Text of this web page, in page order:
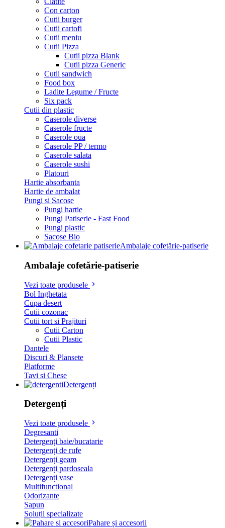
Con carton
Cutii burger
Cutii cartofi
Cutii meniu
Cutii Pizza
Cutii pizza Blank
Cutii pizza Generic
Cutii sandwich
Food box
Ladite Legume / Fructe
Six pack
Cutii din plastic
Caserole diverse
Caserole fructe
Caserole oua
Caserole PP / termo
Caserole salata
Caserole sushi
Platouri
Hartie absorbanta
Hartie de ambalat
Pungi si Sacose
Pungi hartie
Pungi Patiserie - Fast Food
Pungi plastic
Sacose Bio
Ambalaje cofetărie-patiserie
Ambalaje cofetărie-patiserie
Vezi toate produsele
Bol Inghetata
Cupa desert
Cutii cozonac
Cutii tort si Prajituri
Cutii Carton
Cutii Plastic
Dantele
Discuri & Plansete
Platforme
Tavi si Chese
Detergenți
Detergenți
Vezi toate produsele
Degresanti
Detergenți baie/bucatarie
Detergenți de rufe
Detergenți geam
Detergenți pardoseala
Detergenți vase
Multifunctional
Odorizante
Sapun
Soluții specializate
Pahare și accesorii